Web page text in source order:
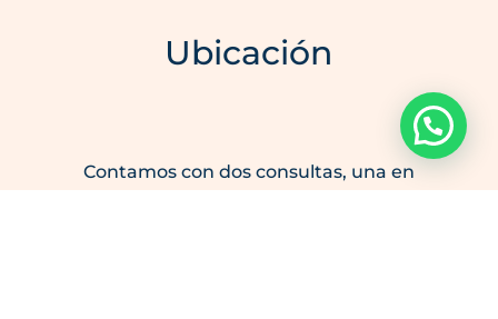
Ubicación
Contamos con dos consultas, una en